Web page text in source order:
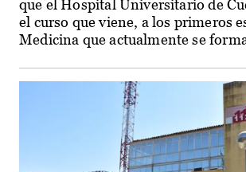
que el Hospital Universitario de
el curso que viene, a los primeros
Medicina que actualmente se